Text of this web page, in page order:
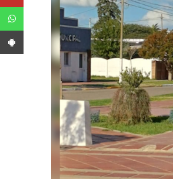
WhatsApp
App Android